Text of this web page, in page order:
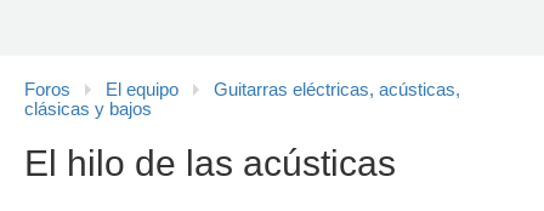
Foros El equipo
Guitarras eléctricas, acústicas,
clásicas y bajos
El hilo de las acústicas